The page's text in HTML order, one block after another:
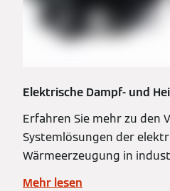
Elektrische Dampf- und
Erfahren Sie mehr zu den
Systemlösungen der
Wärmeerzeugung in
Mehr lesen